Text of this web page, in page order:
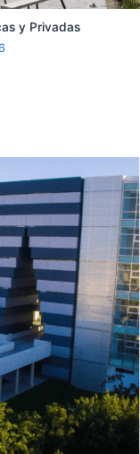
y Privadas